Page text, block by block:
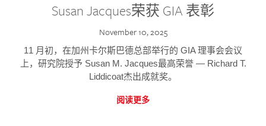
Susan Jacques荣获 GIA 表彰
November 10, 2025
11 月初，在加州卡尔斯巴德总部举行的 GIA 理事会会议
上，研究院授予 Susan M. Jacques最高荣誉 — Richard T.
Liddicoat杰出成就奖。
阅读更多